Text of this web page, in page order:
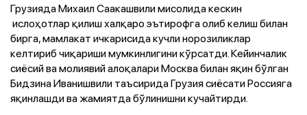
Грузияда Михаил Саакашвили мисолида кескин
ислоҳотлар қилиш халқаро эътирофга олиб келиш билан
бирга, мамлакат ичкарисида кучли норозиликлар
келтириб чиқариши мумкинлигини кўрсатди. Кейинчалик
сиёсий ва молиявий алоқалари Москва билан яқин бўлган
Бидзина Иванишвили таъсирида Грузия сиёсати Россияга
яқинлашди ва жамиятда бўлинишни кучайтирди.